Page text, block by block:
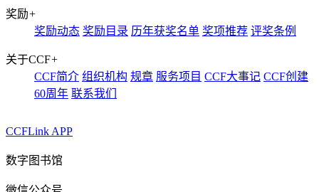
奖励+
奖励动态 奖励目录 历年获奖名单 奖项推荐 评奖条例
关于CCF+
CCF简介 组织机构 规章 服务项目 CCF大事记 CCF创建
60周年 联系我们
CCFLink APP
数字图书馆